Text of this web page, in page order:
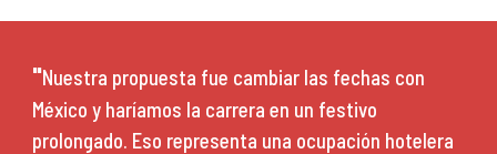
"Nuestra propuesta fue cambiar las fechas con
México y haríamos la carrera en un festivo
prolongado. Eso representa una ocupación hotelera